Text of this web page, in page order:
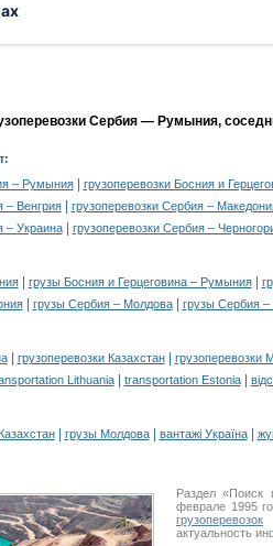
Сербия — Румыния,
– Румыния|
грузоперевозки Босния и
– Венгрия|
грузоперевозки Сербия –
– Украина| грузоперевозки Сербия –
| грузы Босния и Герцеговина – Румыния|
| грузы Сербия – Молдова| грузы Сербия –
| грузоперевозки Казахстан|
грузоперевозки
Lithuania| transportation Estonia|
| грузы Молдова| вантажі Україна|
Раздел «Поиск
феврале 1995
грузоперевозок
актуальность